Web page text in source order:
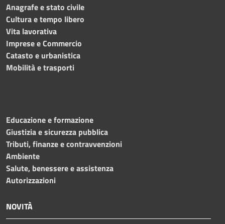
Anagrafe e stato civile
Cultura e tempo libero
Vita lavorativa
Imprese e Commercio
Catasto e urbanistica
Mobilità e trasporti
Educazione e formazione
Giustizia e sicurezza pubblica
Tributi, finanze e contravvenzioni
Ambiente
Salute, benessere e assistenza
Autorizzazioni
NOVITÀ